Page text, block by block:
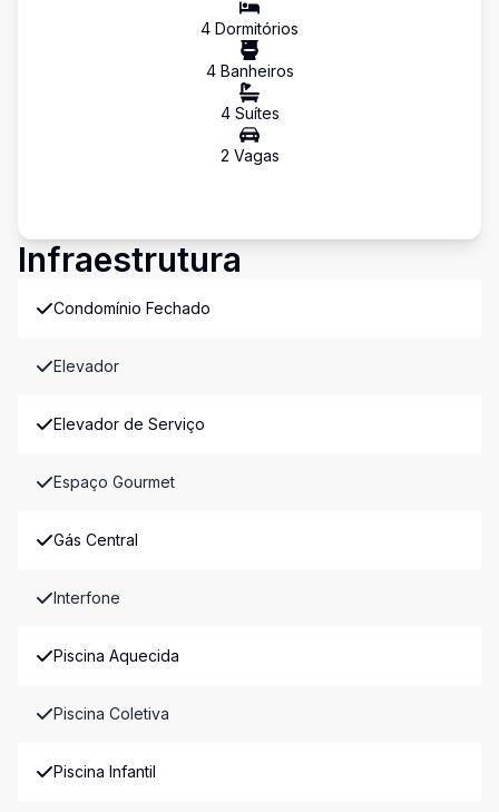
4 Dormitórios
4Banheiros
4Suítes
2 Vagas
Infraestrutura
Condomínio Fechado
Elevador
Elevador de Serviço
Espaço Gourmet
Gás Central
Interfone
Piscina Aquecida
Piscina Coletiva
Piscina Infantil